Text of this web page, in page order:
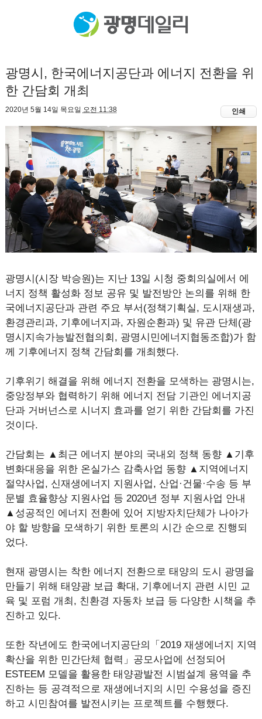
광명시, 한국에너지공단과 에너지 전환을 위
한 간담회 개최
2020년 5월 14일 목요일 오전 11:38 인쇄
광명시(시장 박승원)는 지난 13일 시청 중회의실에서 에
너지 정책 활성화 정보 공유 및 발전방안 논의를 위해 한
국에너지공단과 관련 주요 부서(정책기획실, 도시재생과,
환경관리과, 기후에너지과, 자원순환과) 및 유관 단체(광
명시지속가능발전협의회, 광명시민에너지협동조합)가 함
께 기후에너지 정책 간담회를 개최했다.
기후위기 해결을 위해 에너지 전환을 모색하는 광명시는,
중앙정부와 협력하기 위해 에너지 전담 기관인 에너지공
단과 거버넌스로 시너지 효과를 얻기 위한 간담회를 가진
것이다.
간담회는 ▲최근 에너지 분야의 국내외 정책 동향 ▲기후
변화대응을 위한 온실가스 감축사업 동향 ▲지역에너지
절약사업, 신재생에너지 지원사업, 산업·건물·수송 등 부
문별 효율향상 지원사업 등 2020년 정부 지원사업 안내
▲성공적인 에너지 전환에 있어 지방자치단체가 나아가
야 할 방향을 모색하기 위한 토론의 시간 순으로 진행되
었다.
현재 광명시는 착한 에너지 전환으로 태양의 도시 광명을
만들기 위해 태양광 보급 확대, 기후에너지 관련 시민 교
육 및 포럼 개최, 친환경 자동차 보급 등 다양한 시책을 추
진하고 있다.
또한 작년에도 한국에너지공단의「2019 재생에너지 지역
확산을 위한 민간단체 협력」공모사업에 선정되어
ESTEEM 모델을 활용한 태양광발전 시범설계 용역을 추
진하는 등 공격적으로 재생에너지의 시민 수용성을 증진
하고 시민참여를 발전시키는 프로젝트를 수행했다.